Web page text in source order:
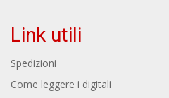
Link utili
Spedizioni
Come leggere i digitali